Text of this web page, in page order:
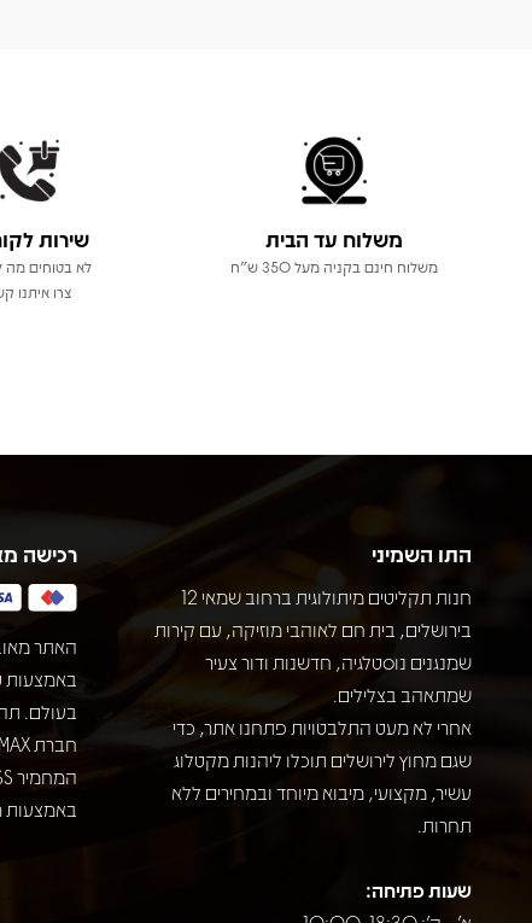
משלוח עד הבית
משלוח חינם בקניה מעל 350 ש"ח
שירות
לא בטוחים מה
צרו איתנו
התו השמיני
חנות תקליטים מיתולוגית ברחוב שמאי 12
בירושלים, בית חם לאוהבי מוזיקה, עם קירות
שמנגנים נוסטלגיה, חדשנות ודור צעיר
שמתאהב בצלילים.
אחרי לא מעט התלבטויות פתחנו אתר, כדי
שגם מחוץ לירושלים תוכלו ליהנות מקטלוג
עשיר, מקצועי, מיבוא מיוחד ובמחירים ללא
תחרות.
שעות פתיחה:
רכישה
האתר
בעולם.
באמצעות